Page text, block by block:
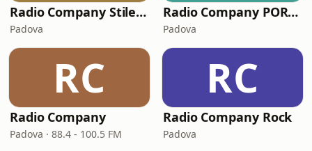
Radio Company Stile Italiano
Padova
Radio Company PORTOFINO BAY
Padova
RC
Radio Company
Padova · 88.4 - 100.5 FM
RC
Radio Company Rock
Padova